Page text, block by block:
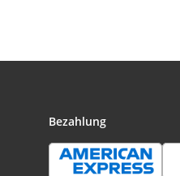
Bezahlung